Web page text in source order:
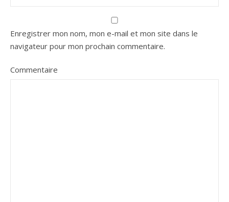
Enregistrer mon nom, mon e-mail et mon site dans le
navigateur pour mon prochain commentaire.
Commentaire